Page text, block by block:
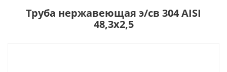
Труба нержавеющая э/св 304 AISI
48,3х2,5